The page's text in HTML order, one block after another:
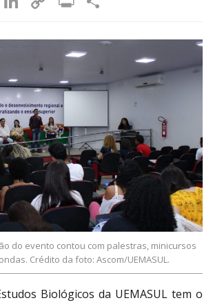
do evento contou com palestras, minicursos
Crédito da foto: Ascom/UEMASUL.
Biológicos da UEMASUL tem o